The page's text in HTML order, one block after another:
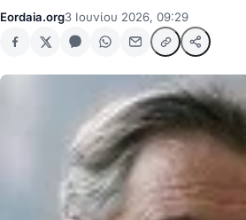
Eordaia.org3 Ιουνίου 2026, 09:29